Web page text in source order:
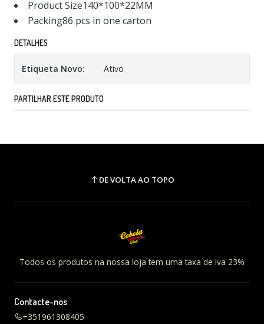
Product Size140*100*22MM
Packing86 pcs in one carton
DETALHES
Etiqueta Novo: Ativo
PARTILHAR ESTE PRODUTO
DE VOLTA AO TOPO
Todos os produtos na nossa loja tem uma taxa de Iva 23%
Contacte-nos
+351961308405